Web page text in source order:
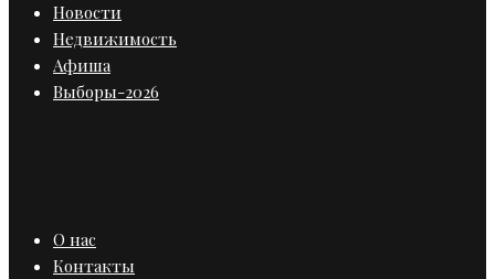
Новости
Недвижимость
Афиша
Выборы-2026
О нас
Контакты